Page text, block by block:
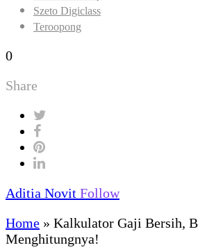
Szeto Digiclass
Teroopong
0
Share
Aditia Novit Follow
Home » Kalkulator Gaji Bersih,
Menghitungnya!